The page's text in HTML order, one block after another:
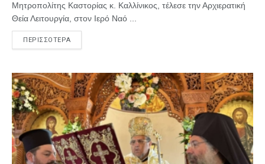
Μητροπολίτης Καστορίας κ. Καλλίνικος, τέλεσε την Αρχιερατική
Θεία Λειτουργία, στον Ιερό Ναό ...
ΠΕΡΙΣΣΟΤΕΡΑ